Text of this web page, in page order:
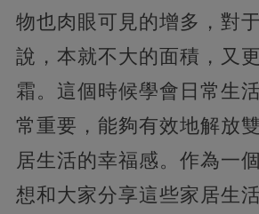
物也肉眼可見的增多，對
說，本就不大的面積，又
霜。這個時候學會日常生
常重要，能夠有效地解放
居生活的幸福感。作為一
想和大家分享這些家居生